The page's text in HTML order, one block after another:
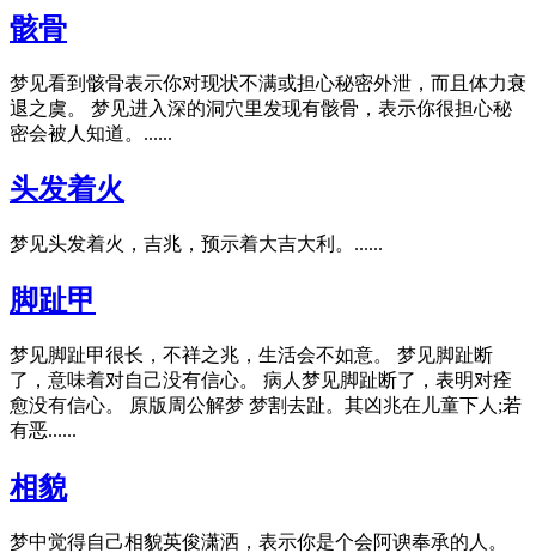
骸骨
梦见看到骸骨表示你对现状不满或担心秘密外泄，而且体力衰
退之虞。 梦见进入深的洞穴里发现有骸骨，表示你很担心秘
密会被人知道。......
头发着火
梦见头发着火，吉兆，预示着大吉大利。......
脚趾甲
梦见脚趾甲很长，不祥之兆，生活会不如意。 梦见脚趾断
了，意味着对自己没有信心。 病人梦见脚趾断了，表明对痊
愈没有信心。 原版周公解梦 梦割去趾。其凶兆在儿童下人;若
有恶......
相貌
梦中觉得自己相貌英俊潇洒，表示你是个会阿谀奉承的人。